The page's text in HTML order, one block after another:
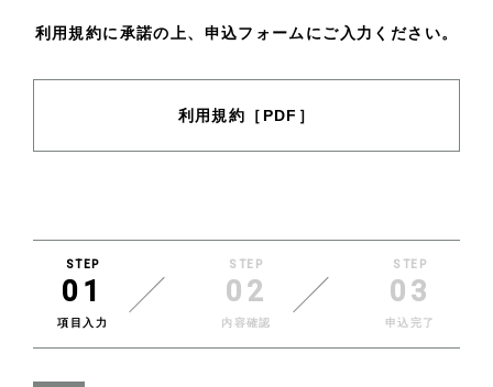
利用規約に承諾の上、申込フォームにご入力ください。
利用規約［PDF］
STEP
01
項目入力
STEP
02
内容確認
STEP
03
申込完了